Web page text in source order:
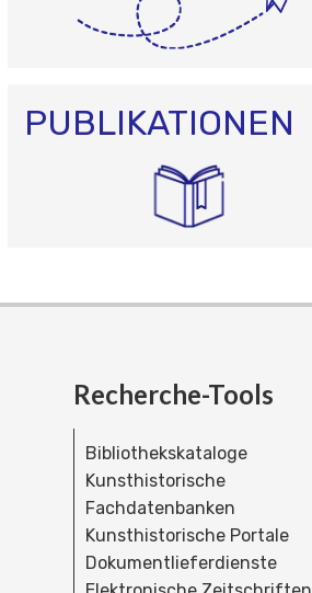
PUBLIKATIONEN
Recherche-Tools
Bibliothekskataloge
Kunsthistorische
Fachdatenbanken
Kunsthistorische Portale
Dokumentlieferdienste